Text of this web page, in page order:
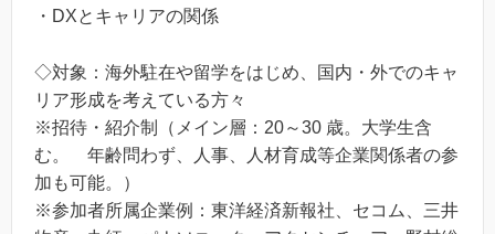
・DXとキャリアの関係
◇対象：海外駐在や留学をはじめ、国内・外でのキャ
リア形成を考えている方々
※招待・紹介制（メイン層：20～30 歳。大学生含
む。 年齢問わず、人事、人材育成等企業関係者の参
加も可能。）
※参加者所属企業例：東洋経済新報社、セコム、三井